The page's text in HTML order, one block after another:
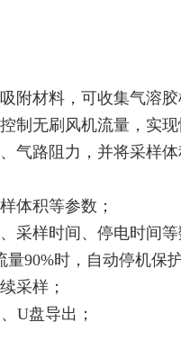
附材料，可收集气溶胶
制无刷风机流量，实现
气路阻力，并将采样
体积等参数；
采样时间、停电时间等
90%时，自动停机保护
采样；
U盘导出；